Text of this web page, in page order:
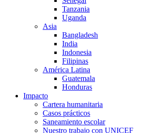
Tanzania
Uganda
Asia
Bangladesh
India
Indonesia
Filipinas
América Latina
Guatemala
Honduras
Impacto
Cartera humanitaria
Casos prácticos
Saneamiento escolar
Nuestro trabajo con UNICEF